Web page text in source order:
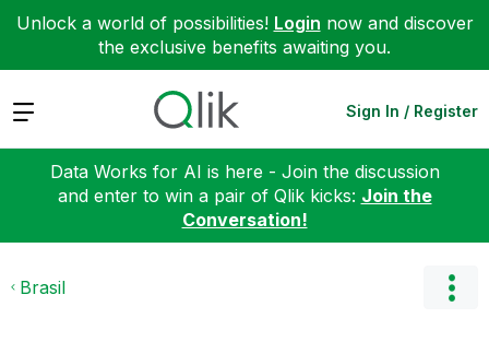
Unlock a world of possibilities! Login now and discover
the exclusive benefits awaiting you.
Expand Sign In / Register
Data Works for AI is here - Join the discussion
and enter to win a pair of Qlik kicks: Join the
Conversation!
Brasil